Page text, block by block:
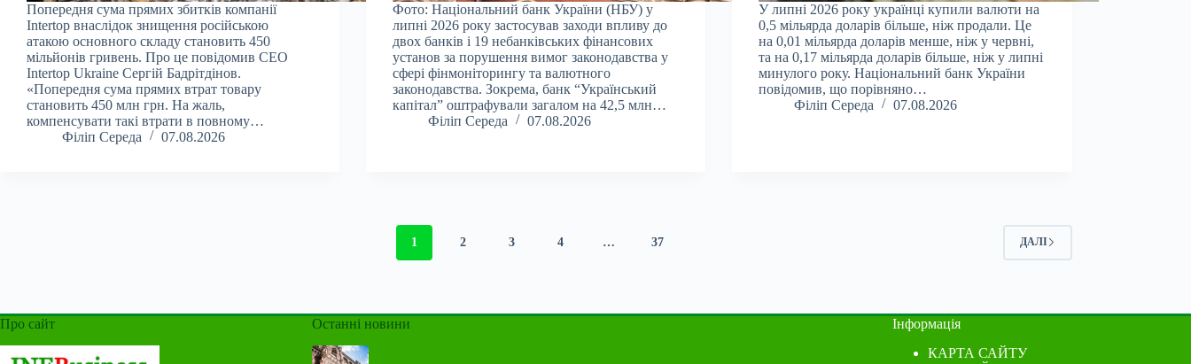
Попередня сума прямих збитків компанії
Intertop внаслідок знищення російською
атакою основного складу становить 450
мільйонів гривень. Про це повідомив CEO
Intertop Ukraine Сергій Бадрітдінов.
«Попередня сума прямих втрат товару
становить 450 млн грн. На жаль,
компенсувати такі втрати в повному…
Філіп Середа
07.08.2026
Фото: Національний банк України (НБУ) у
липні 2026 року застосував заходи впливу до
двох банків і 19 небанківських фінансових
установ за порушення вимог законодавства у
сфері фінмоніторингу та валютного
законодавства. Зокрема, банк “Український
капітал” оштрафували загалом на 42,5 млн…
Філіп Середа
07.08.2026
У липні 2026 року українці купили валюти на
0,5 мільярда доларів більше, ніж продали. Це
на 0,01 мільярда доларів менше, ніж у червні,
та на 0,17 мільярда доларів більше, ніж у липні
минулого року. Національний банк України
повідомив, що порівняно…
Філіп Середа
07.08.2026
1 2 3 4 … 37 ДАЛІ
Про сайт Останні новини
Інформація
КАРТА САЙТУ